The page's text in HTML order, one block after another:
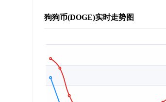
狗狗币(DOGE)实时走势图